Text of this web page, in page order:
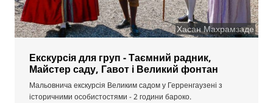
Хасан Махрамзаде
Екскурсія для груп - Таємний радник,
Майстер саду, Гавот і Великий фонтан
Мальовнича екскурсія Великим садом у Герренгаузені з
історичними особистостями - 2 години бароко.